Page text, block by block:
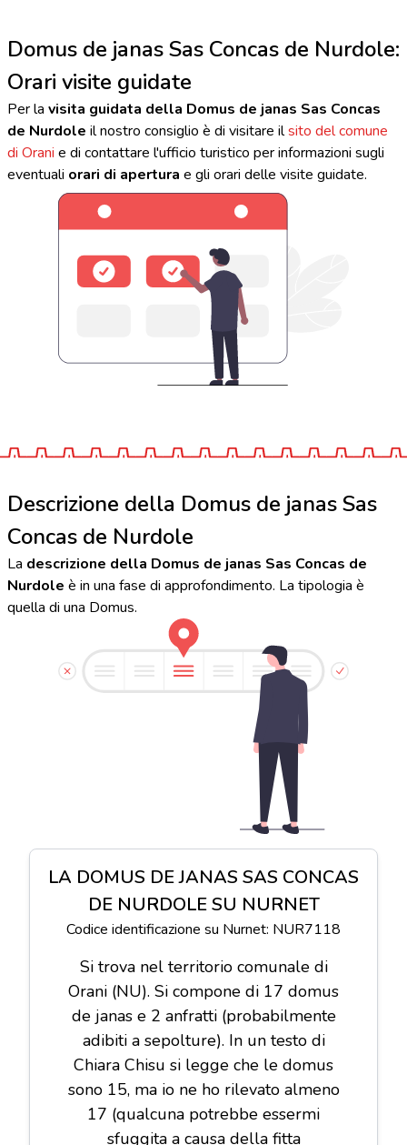
Domus de janas Sas Concas de Nurdole:
Orari visite guidate
Per la visita guidata della Domus de janas Sas Concas
de Nurdole il nostro consiglio è di visitare ilsito del comune
di Orani e di contattare l'ufficio turistico per informazioni sugli
eventuali orari di apertura e gli orari delle visite guidate.
Descrizione della Domus de janas Sas
Concas de Nurdole
La descrizione della Domus de janas Sas Concas de
Nurdole è in una fase di approfondimento. La tipologia è
quella di una Domus.
LA DOMUS DE JANAS SAS CONCAS
DE NURDOLE SU NURNET
Codice identificazione su Nurnet: NUR7118
Si trova nel territorio comunale di
Orani (NU). Si compone di 17 domus
de janas e 2 anfratti (probabilmente
adibiti a sepolture). In un testo di
Chiara Chisu si legge che le domus
sono 15, ma io ne ho rilevato almeno
17 (qualcuna potrebbe essermi
sfuggita a causa della fitta